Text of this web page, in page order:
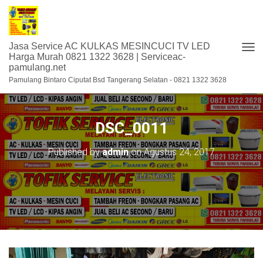
Jasa Service AC KULKAS MESINCUCI TV LED
Harga Murah 0821 1322 3628 | Serviceac-
pamulang.net
Pamulang Bintaro Ciputat Bsd Tangerang Selatan - 0821 1322 3628
L
E
N
A
I
G
S
DSC_0011
Published byadminonAgustus 24, 2017